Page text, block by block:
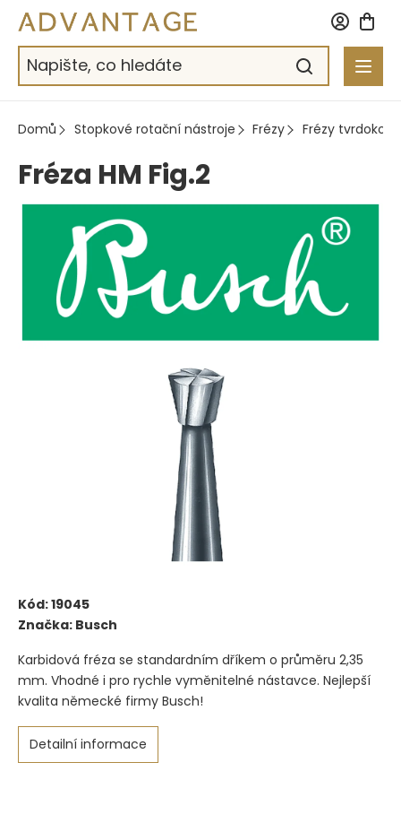
Přejít
obsah
Domů Stopkové rotační nástroje Frézy Frézy tvrdokov
Fréza HM Fig.2
Kód:19045
Značka: Busch
Karbidová fréza se standardním dříkem o průměru 2,35
mm. Vhodné i pro rychle vyměnitelné nástavce. Nejlepší
kvalita německé firmy Busch!
Detailní informace